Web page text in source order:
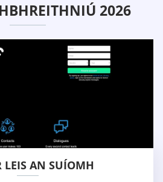
2026
LEIS AN SUÍOMH